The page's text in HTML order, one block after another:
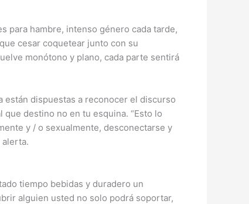
para hambre, intenso género cada tarde,
cesar coquetear junto con su
monótono y plano, cada parte sentirá
dispuestas a reconocer el discurso
destino no en tu esquina. “Esto lo
y / o sexualmente, desconectarse y
alerta.
tiempo bebidas y duradero un
alguien usted no solo podrá soportar,